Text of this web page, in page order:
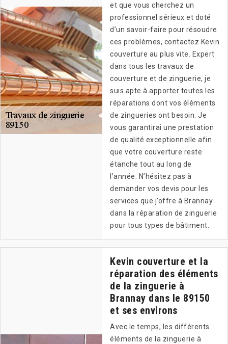
et que vous cherchez un
professionnel sérieux et doté
d’un savoir-faire pour résoudre
ces problèmes, contactez Kevin
couverture au plus vite. Expert
dans tous les travaux de
couverture et de zinguerie, je
suis apte à apporter toutes les
réparations dont vos éléments
de zingueries ont besoin. Je
vous garantirai une prestation
de qualité exceptionnelle afin
que votre couverture reste
étanche tout au long de
l’année. N’hésitez pas à
demander vos devis pour les
services que j’offre à Brannay
dans la réparation de zinguerie
pour tous types de bâtiment.
Kevin couverture et la
réparation des éléments
de la zinguerie à
Brannay dans le 89150
et ses environs
Avec le temps, les différents
éléments de la zinguerie à